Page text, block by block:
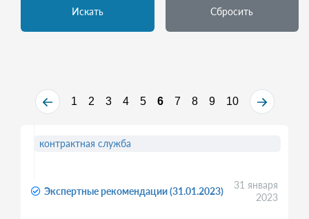
Искать Сбросить
1 2 3 4 5 6 7 8 9 10
Экспертные рекомендации (31.01.2023)
31 января
2023
контрактная служба